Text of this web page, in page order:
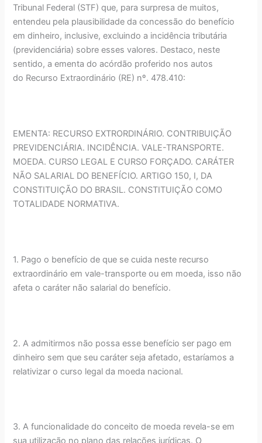
Tribunal Federal (STF) que, para surpresa de muitos,
entendeu pela plausibilidade da concessão do benefício
em dinheiro, inclusive, excluindo a incidência tributária
(previdenciária) sobre esses valores. Destaco, neste
sentido, a ementa do acórdão proferido nos autos
do Recurso Extraordinário (RE) nº. 478.410:
EMENTA: RECURSO EXTRORDINÁRIO. CONTRIBUIÇÃO
PREVIDENCIÁRIA. INCIDÊNCIA. VALE-TRANSPORTE.
MOEDA. CURSO LEGAL E CURSO FORÇADO. CARÁTER
NÃO SALARIAL DO BENEFÍCIO. ARTIGO 150, I, DA
CONSTITUIÇÃO DO BRASIL. CONSTITUIÇÃO COMO
TOTALIDADE NORMATIVA.
1. Pago o benefício de que se cuida neste recurso
extraordinário em vale-transporte ou em moeda, isso não
afeta o caráter não salarial do benefício.
2. A admitirmos não possa esse benefício ser pago em
dinheiro sem que seu caráter seja afetado, estaríamos a
relativizar o curso legal da moeda nacional.
3. A funcionalidade do conceito de moeda revela-se em
sua utilização no plano das relações jurídicas. O